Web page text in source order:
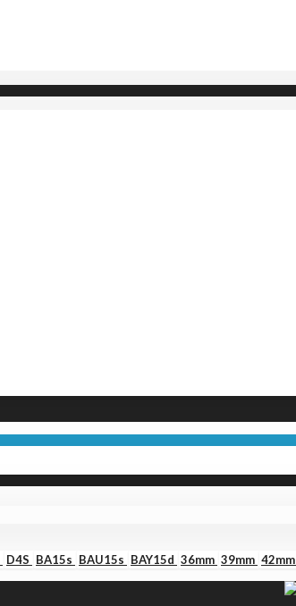
D4S BA15s BAU15s BAY15d 36mm 39mm 42mm